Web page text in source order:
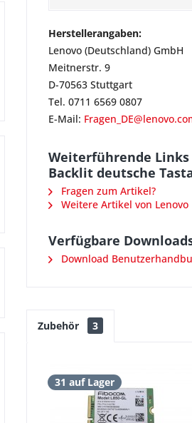
Herstellerangaben:
Lenovo (Deutschland) GmbH
Meitnerstr. 9
D-70563 Stuttgart
Tel. 0711 6569 0807
E-Mail:
Weiterführende Links
Backlit deutsche
Fragen zum Artikel?
Weitere Artikel von Lenovo
Verfügbare
Download
Zubehör 3
31 auf Lager